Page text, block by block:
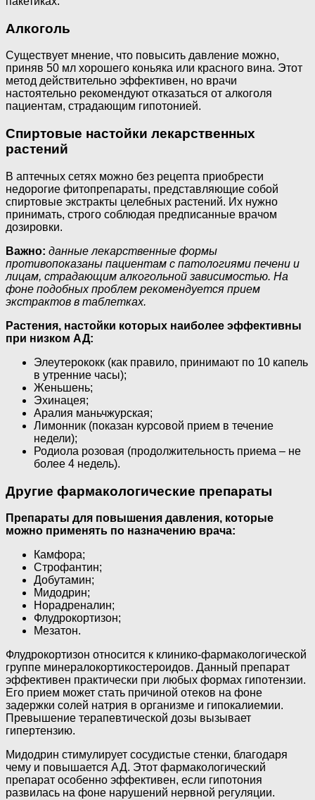
Алкоголь
Существует мнение, что повысить давление можно,
приняв 50 мл хорошего коньяка или красного вина. Этот
метод действительно эффективен, но врачи
настоятельно рекомендуют отказаться от алкоголя
пациентам, страдающим гипотонией.
Спиртовые настойки лекарственных
растений
В аптечных сетях можно без рецепта приобрести
недорогие фитопрепараты, представляющие собой
спиртовые экстракты целебных растений. Их нужно
принимать, строго соблюдая предписанные врачом
дозировки.
Важно: данные лекарственные формы
противопоказаны пациентам с патологиями печени и
лицам, страдающим алкогольной зависимостью. На
фоне подобных проблем рекомендуется прием
экстрактов в таблетках.
Растения, настойки которых наиболее эффективны
при низком АД:
Элеутерококк (как правило, принимают по 10 капель
в утренние часы);
Женьшень;
Эхинацея;
Аралия маньчжурская;
Лимонник (показан курсовой прием в течение
недели);
Родиола розовая (продолжительность приема – не
более 4 недель).
Другие фармакологические препараты
Препараты для повышения давления, которые
можно применять по назначению врача:
Камфора;
Строфантин;
Добутамин;
Мидодрин;
Норадреналин;
Флудрокортизон;
Мезатон.
Флудрокортизон относится к клинико-фармакологической
группе минералокортикостероидов. Данный препарат
эффективен практически при любых формах гипотензии.
Его прием может стать причиной отеков на фоне
задержки солей натрия в организме и гипокалиемии.
Превышение терапевтической дозы вызывает
гипертензию.
Мидодрин стимулирует сосудистые стенки, благодаря
чему и повышается АД. Этот фармакологический
препарат особенно эффективен, если гипотония
развилась на фоне нарушений нервной регуляции.